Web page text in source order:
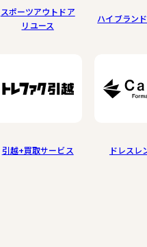
スポーツアウトドア
リユース
ハイブラン
引越+買取サービス ドレスレ